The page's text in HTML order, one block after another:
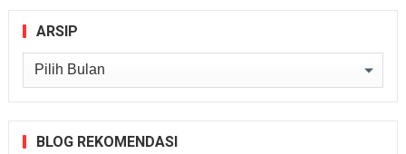
ARSIP
Arsip
BLOG REKOMENDASI